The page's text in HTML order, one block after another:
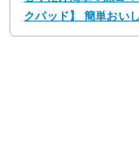
クパッド】 簡単おい